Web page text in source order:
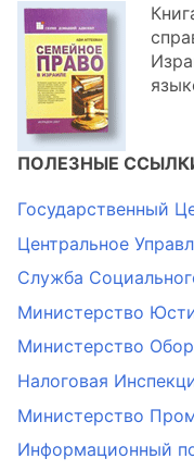
ПОЛЕЗНЫЕ
Государственный
Центральное
Служба
Министерство
Министерство
Налоговая
Министерство
Информационный